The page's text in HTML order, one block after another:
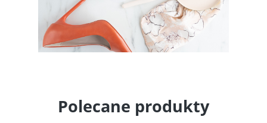
Polecane produkty